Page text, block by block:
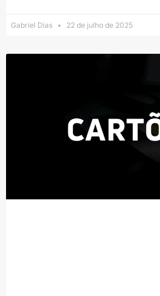
Gabriel Dias 22 de julho de 2025